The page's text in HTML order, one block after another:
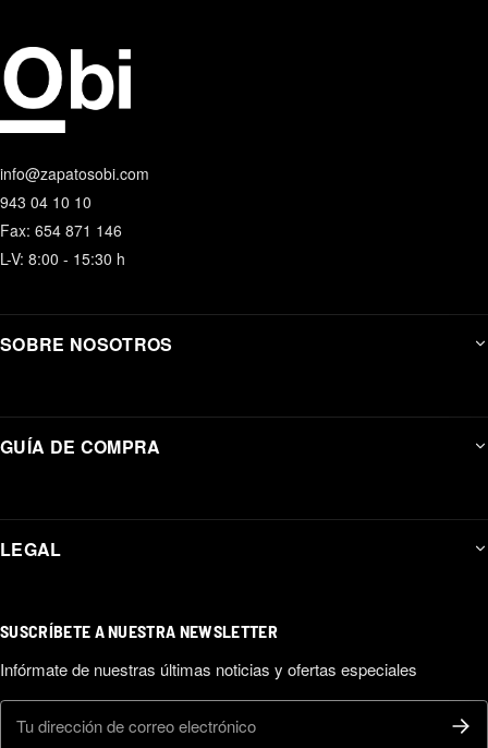
info@zapatosobi.com
943 04 10 10
Fax: 654 871 146
L-V: 8:00 - 15:30 h
SOBRE NOSOTROS
GUÍA DE COMPRA
LEGAL
SUSCRÍBETE A NUESTRA NEWSLETTER
Infórmate de nuestras últimas noticias y ofertas especiales
Correo electrónico